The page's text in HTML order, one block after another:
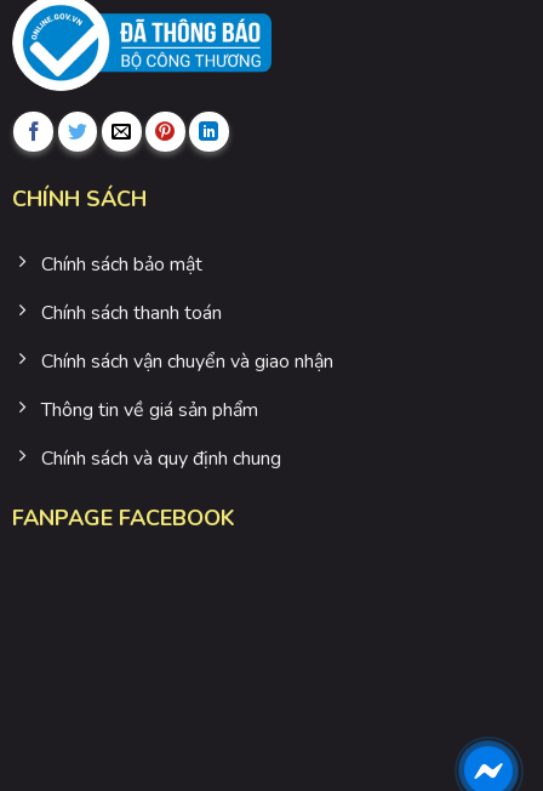
CHÍNH SÁCH
Chính sách bảo mật
Chính sách thanh toán
Chính sách vận chuyển và giao nhận
Thông tin về giá sản phẩm
Chính sách và quy định chung
FANPAGE FACEBOOK